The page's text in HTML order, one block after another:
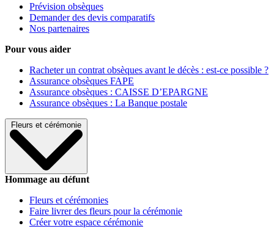
Prévision obsèques
Demander des devis comparatifs
Nos partenaires
Pour vous aider
Racheter un contrat obsèques avant le décès : est-ce possible ?
Assurance obsèques FAPE
Assurance obsèques : CAISSE D’EPARGNE
Assurance obsèques : La Banque postale
Fleurs et cérémonie
Hommage au défunt
Fleurs et cérémonies
Faire livrer des fleurs pour la cérémonie
Créer votre espace cérémonie